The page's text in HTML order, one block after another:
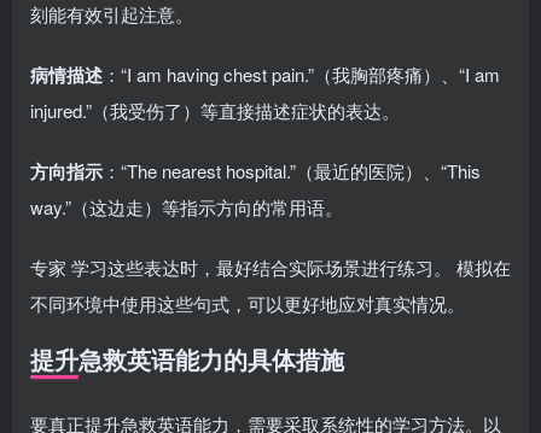
刻能有效引起注意。
病情描述 ：“I am having chest pain.”（我胸部疼痛）、“I am
injured.”（我受伤了）等直接描述症状的表达。
方向指示 ：“The nearest hospital.”（最近的医院）、“This
way.”（这边走）等指示方向的常用语。
专家 学习这些表达时，最好结合实际场景进行练习。 模拟在
不同环境中使用这些句式，可以更好地应对真实情况。
提升急救英语能力的具体措施
要真正提升急救英语能力，需要采取系统性的学习方法。以